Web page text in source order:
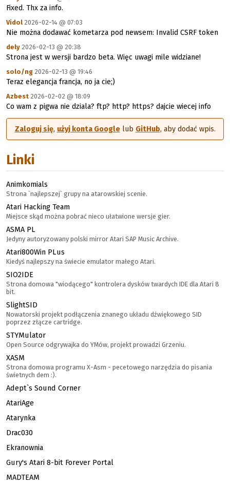
Fixed. Thx za info.
Vidol 2026-02-14 @ 07:03
Nie można dodawać kometarza pod newsem: Invalid CSRF token
dely 2026-02-13 @ 20:38
Strona jest w wersji bardzo beta. Więc uwagi mile widziane!
solo/ng 2026-02-13 @ 19:46
Teraz elegancja francja, no ja cie;)
Azbest 2026-02-02 @ 18:09
Co wam z pigwa nie dziala? ftp? http? https? dajcie wiecej info
Zaloguj się, użyj konta Googlelub GitHub, aby dodać wpis.
Linki
Animkomials
Strona `najlepszej` grupy na atarowskiej scenie.
Atari Hacking Team
Miejsce skąd można pobrać nieco ułatwione wersje gier.
ASMA PL
Jedyny autoryzowany polski mirror Atari SAP Music Archive.
Atari800Win PLus
Kiedyś najlepszy na świecie emulator małego Atari.
SIO2IDE
Strona domowa "wiodącego" kontrolera dysków twardych IDE dla Atari 8
bit.
SlightSID
Nowatorski projekt podłączenia znanego układu dźwiękowego SID
poprzez złącze cartridge.
STYMulator
Open Source odgrywajka do YMów, projekt prowadzi Grzeniu.
XASM
Strona domowa programu X-Asm - pecetowego narzędzia do pisania
świetnych dem :).
Adept`s Sound Corner
AtariAge
Atarynka
Drac030
Ekranownia
Gury's Atari 8-bit Forever Portal
MADTEAM